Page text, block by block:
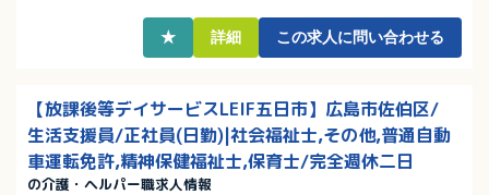
★ 詳細 この求人に問い合わせる
【放課後等デイサービスLEIF五日市】広島市佐伯区/
生活支援員/正社員(日勤)|社会福祉士,その他,普通自動
車運転免許,精神保健福祉士,保育士/完全週休二日
の介護・ヘルパー職求人情報